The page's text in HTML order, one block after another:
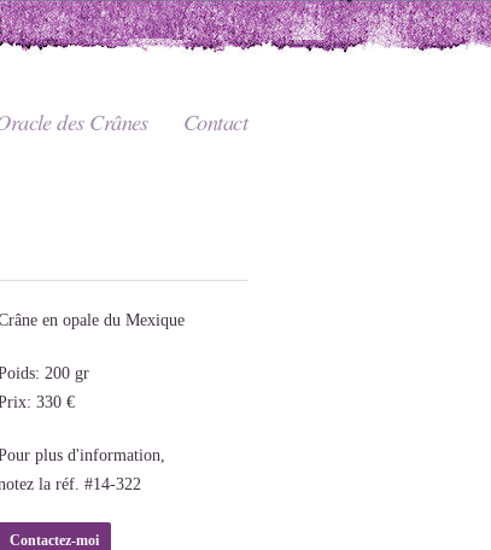
des Crânes Contact
en opale du Mexique
200 gr
330 €
plus d'information,
la réf. #14-322
Contactez-moi